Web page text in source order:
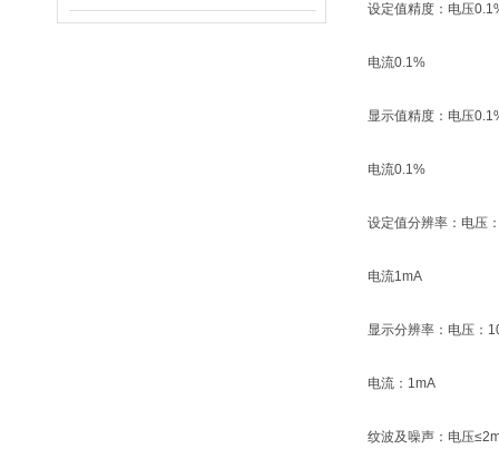
设定值精度：电压
电流0.1%
显示值精度：电压
电流0.1%
设定值分辨率：电压
电流1mA
显示分辨率：电压：
电流：1mA
纹波及噪声：电压